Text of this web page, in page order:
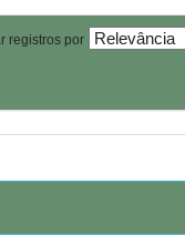
registros por